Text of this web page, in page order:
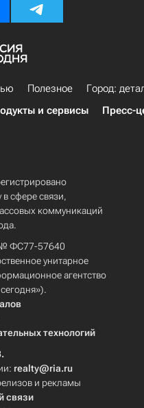
Полезное
Город:
и сервисы Пресс-
сфере связи,
коммуникаций
№ ФС77-57640
унитарное
агентство
технологий
realty@ria.ru
и рекламы
связи